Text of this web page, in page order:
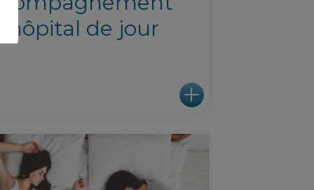
hôpital de jour